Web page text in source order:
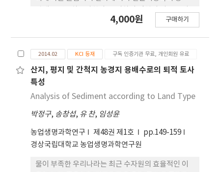
인 점성토 지반 위 적당한 나무말뚝의 직경과 근입깊
짐률을 70 %로 동일하게 하여 말뚝의 인발저항력을
측정하였다. 직경과 근입깊이를 동일하게 하였을 때
ML 지반의 값이 더욱 크게 나오는 것을 보아 인발저
항력은 점착력의 영향을 크게 받는다는 것을 알 수 있
이 를 달리하여 말뚝의 인발저항을 측정하였을 때, 근
입깊이가 깊을 수로 인발저항력의 크기가 비례하였
다. 말뚝의 인발저항력은 주면면적이 클수록 증가하
이를 달리한 경우에는 근입깊이가 증가함에 따라 인
4,000원 구매하기
2014.02 KCI 등재 구독 인증기관 무료, 개인회원 유료
산지, 평지 및 간척지 농경지 용배수로의 퇴적 토사
특성
Analysis of Sediment according to Land Type
박정구, 송창섭, 유 찬, 임성윤
농업생명과학연구 제48권 제1호
pp.149-159
경상국립대학교 농업생명과학연구원
물이 부족한 우리나라는 최근 수자원의 효율적인 이